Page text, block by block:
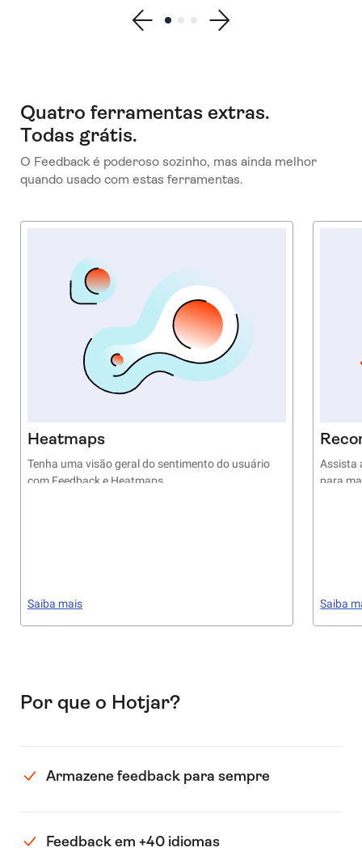
Show previous testimonial
Show testimonial 1
Show testimonial 2
Show testimonial 3
Show next testimonial
Quatro ferramentas extras.
Todas grátis.
O Feedback é poderoso sozinho, mas ainda melhor
quando usado com estas ferramentas.
Heatmaps
Tenha uma visão geral do sentimento do usuário
com Feedback e Heatmaps
Saiba mais
Assista
para
Saiba
Por que o Hotjar?
Armazene feedback para sempre
Feedback em +40 idiomas